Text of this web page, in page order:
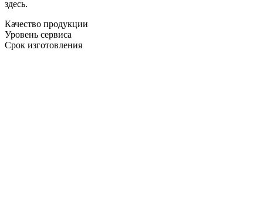
здесь.
Качество продукции
Уровень сервиса
Срок изготовления